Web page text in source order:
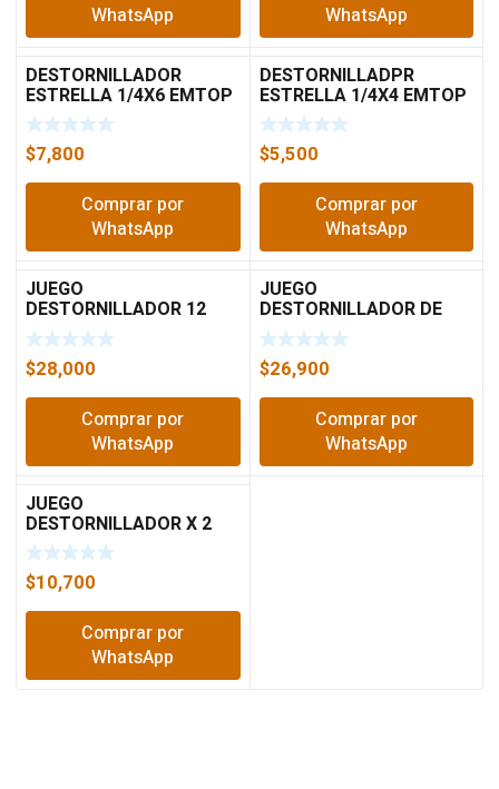
WhatsApp
WhatsApp
DESTORNILLADOR
ESTRELLA 1/4X6 EMTOP
2602
$7,800
Comprar por
WhatsApp
DESTORNILLADPR
ESTRELLA 1/4X4 EMTOP
1402
$5,500
Comprar por
WhatsApp
JUEGO
DESTORNILLADOR 12
PIEZAS 1201 EMTOP
$28,000
Comprar por
WhatsApp
JUEGO
DESTORNILLADOR DE
PRECISION 8 PZA
EMTOP 0802
$26,900
Comprar por
WhatsApp
JUEGO
DESTORNILLADOR X 2
PZA EMTOP 0202
$10,700
Comprar por
WhatsApp